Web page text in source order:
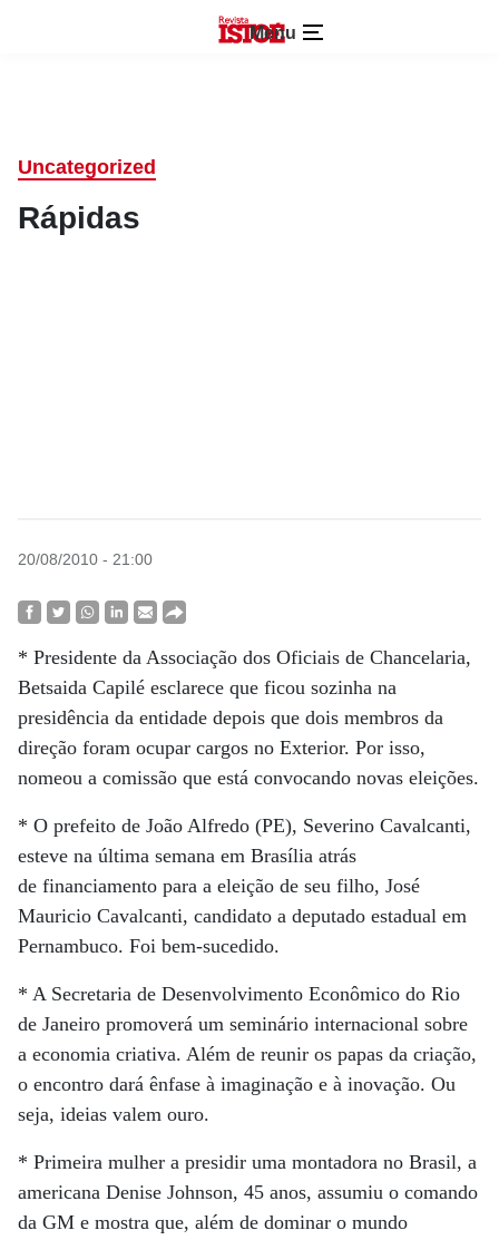
Menu
Uncategorized
Rápidas
20/08/2010 - 21:00
* Presidente da Associação dos Oficiais de Chancelaria,
Betsaida Capilé esclarece que ficou sozinha na
presidência da entidade depois que dois membros da
direção foram ocupar cargos no Exterior. Por isso,
nomeou a comissão que está convocando novas eleições.
* O prefeito de João Alfredo (PE), Severino Cavalcanti,
esteve na última semana em Brasília atrás
de financiamento para a eleição de seu filho, José
Mauricio Cavalcanti, candidato a deputado estadual em
Pernambuco. Foi bem-sucedido.
* A Secretaria de Desenvolvimento Econômico do Rio
de Janeiro promoverá um seminário internacional sobre
a economia criativa. Além de reunir os papas da criação,
o encontro dará ênfase à imaginação e à inovação. Ou
seja, ideias valem ouro.
* Primeira mulher a presidir uma montadora no Brasil, a
americana Denise Johnson, 45 anos, assumiu o comando
da GM e mostra que, além de dominar o mundo